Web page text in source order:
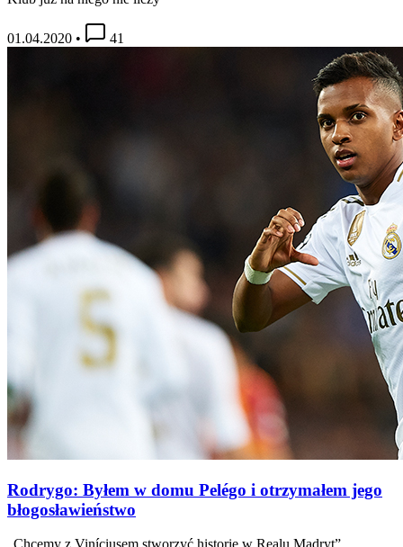
01.04.2020 • 41
Rodrygo: Byłem w domu Pelégo i otrzymałem jego
błogosławieństwo